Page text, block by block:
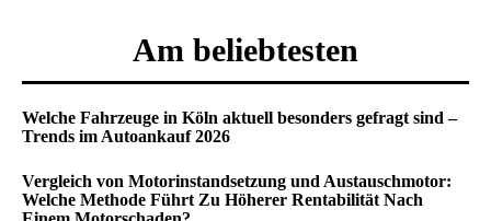
Am beliebtesten
Welche Fahrzeuge in Köln aktuell besonders gefragt sind –
Trends im Autoankauf 2026
Vergleich von Motorinstandsetzung und Austauschmotor:
Welche Methode Führt Zu Höherer Rentabilität Nach